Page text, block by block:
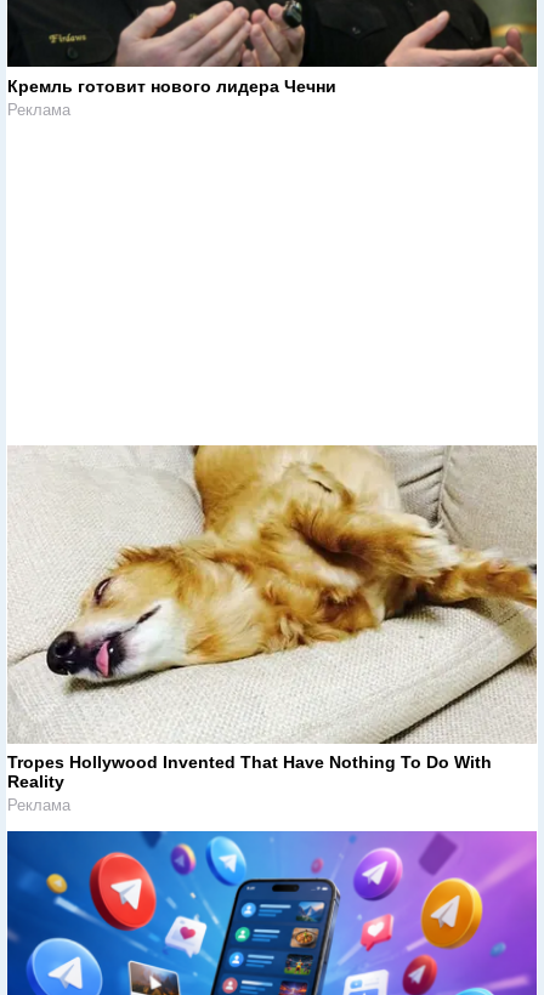
Кремль готовит нового лидера Чечни
Реклама
Tropes Hollywood Invented That Have Nothing To Do With
Reality
Реклама